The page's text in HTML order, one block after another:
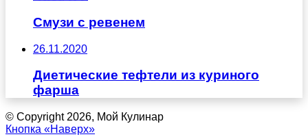
Смузи с ревенем
26.11.2020
Диетические тефтели из куриного
фарша
© Copyright 2026, Мой Кулинар
Кнопка «Наверх»